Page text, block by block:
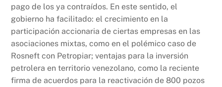
pago de los ya contraídos. En este sentido, el
gobierno ha facilitado: el crecimiento en la
participación accionaria de ciertas empresas en las
asociaciones mixtas, como en el polémico caso de
Rosneft con Petropiar; ventajas para la inversión
petrolera en territorio venezolano, como la reciente
firma de acuerdos para la reactivación de 800 pozos